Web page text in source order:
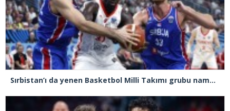
Sırbistan’ı da yenen Basketbol Milli Takımı grubu namağlup lider tamamladı